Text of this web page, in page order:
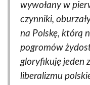
wywołany w
czynniki,
na Polskę, którą
pogromów
gloryfikuję jeden
liberalizmu